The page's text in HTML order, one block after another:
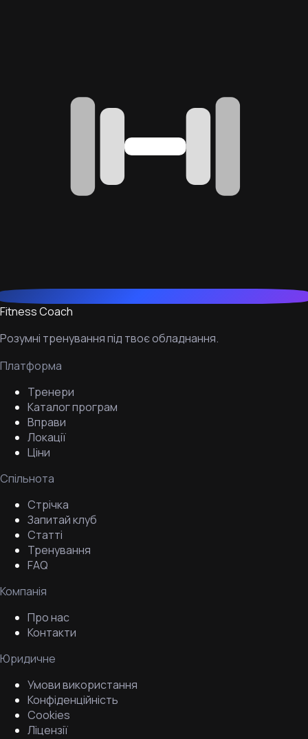
Fitness Coach
Розумні тренування під твоє обладнання.
Платформа
Тренери
Каталог програм
Вправи
Локації
Ціни
Спільнота
Стрічка
Запитай клуб
Статті
Тренування
FAQ
Компанія
Про нас
Контакти
Юридичне
Умови використання
Конфіденційність
Cookies
Ліцензії